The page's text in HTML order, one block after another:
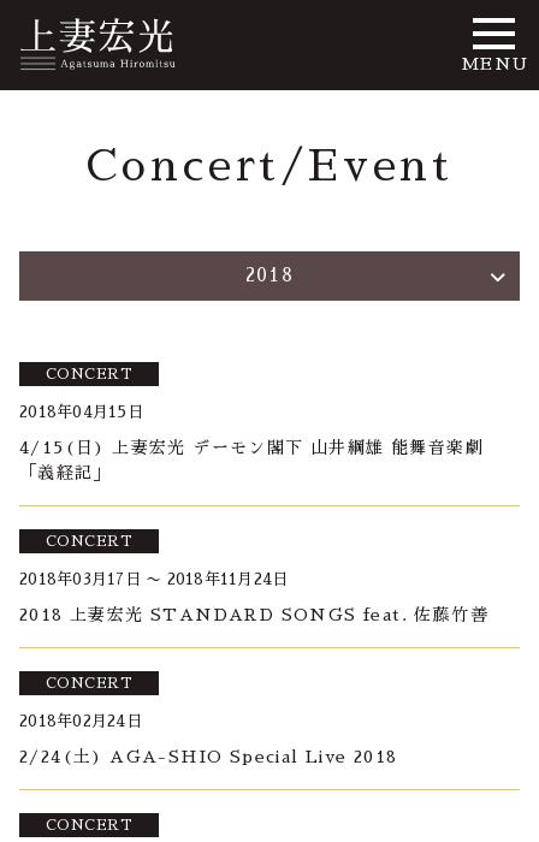
MENU
Concert/Event
2018
CONCERT
2018年04月15日
4/15(日) 上妻宏光 デーモン閣下 山井綱雄 能舞音楽劇
「義経記」
CONCERT
2018年03月17日 〜 2018年11月24日
2018 上妻宏光 STANDARD SONGS feat. 佐藤竹善
CONCERT
2018年02月24日
2/24(土) AGA-SHIO Special Live 2018
CONCERT